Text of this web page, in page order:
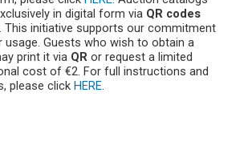
in digital form via QR codes
This initiative supports our commitment
usage. Guests who wish to obtain a
print it via QR or request a limited
cost of €2. For full instructions and
please click HERE